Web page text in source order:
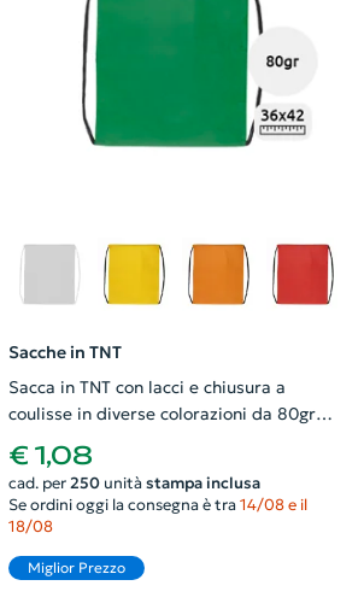
Sacche in TNT
Sacca in TNT con lacci e chiusura a
coulisse in diverse colorazioni da 80gr
€ 1,08
cad. per 250unità stampa inclusa
Se ordini oggi la consegna è tra 14/08 e il
18/08
Miglior Prezzo